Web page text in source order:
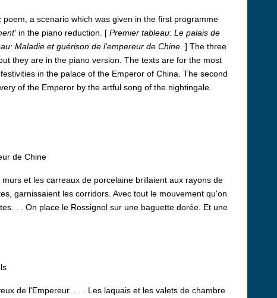
a scenario which was given in the first programme
in the piano reduction. [ Premier tableau: Le palais de
Maladie et guérison de l'empereur de Chine. ] The three
they are in the piano version. The texts are for the most
in the palace of the Emperor of China. The second
of the Emperor by the artful song of the nightingale.
de Chine
et les carreaux de porcelaine brillaient aux rayons de
garnissaient les corridors. Avec tout le mouvement qu'on
. . On place le Rossignol sur une baguette dorée. Et une
de l'Empereur. . . . Les laquais et les valets de chambre